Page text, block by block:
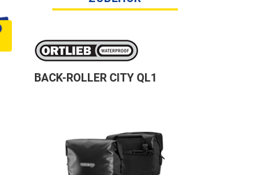
BACK-ROLLER CITY QL1